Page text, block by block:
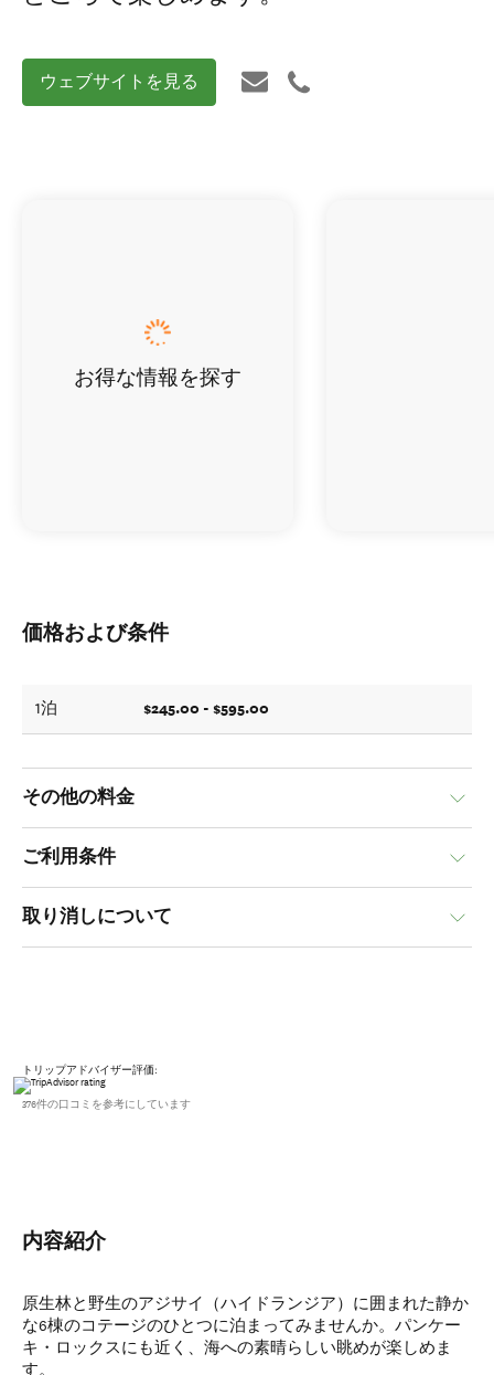
ウェブサイトを見る
価格および条件
1泊 $245.00 - $595.00
その他の料金
ご利用条件
取り消しについて
トリップアドバイザー評価:
376件の口コミを参考にしています
内容紹介
原生林と野生のアジサイ（ハイドランジア）に囲まれた静か
な6棟のコテージのひとつに泊まってみませんか。パンケー
キ・ロックスにも近く、海への素晴らしい眺めが楽しめま
す。
お得な情報を探す